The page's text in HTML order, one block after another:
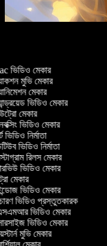
ভিডিও মেকার
মুভি মেকার
মেকার
ভিডিও মেকার
মেকার
ভিডিও মেকার
নির্মাতা
ভিডিও নির্মাতা
রিলস মেকার
ভিডিও মেকার
মেকার
ভিডিও মেকার
ভিডিও প্রস্তুতকারক
ভিডিও মেকার
ভিডিও মেকার
মুভি মেকার